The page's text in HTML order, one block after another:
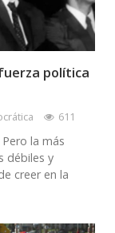
política
611
la más
débiles y
creer en la